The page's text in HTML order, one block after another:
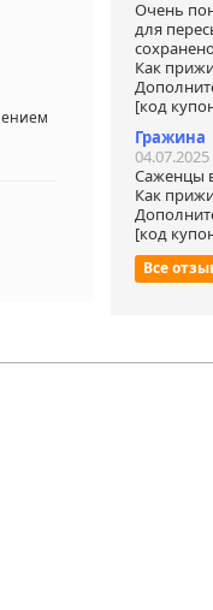
Очень
для
Как
[код
Гражина
Саженцы
Как
[код
Все